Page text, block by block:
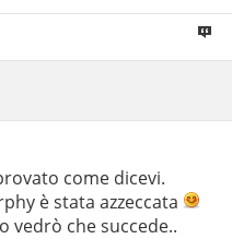
come dicevi.
è stata azzeccata
vedrò che succede..